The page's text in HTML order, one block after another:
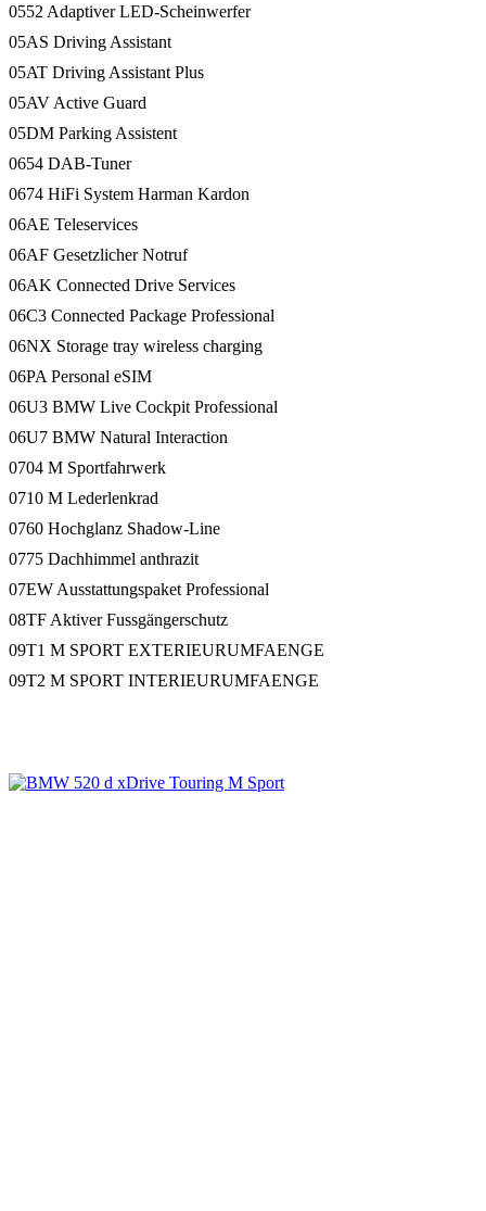
0552 Adaptiver LED-Scheinwerfer
05AS Driving Assistant
05AT Driving Assistant Plus
05AV Active Guard
05DM Parking Assistent
0654 DAB-Tuner
0674 HiFi System Harman Kardon
06AE Teleservices
06AF Gesetzlicher Notruf
06AK Connected Drive Services
06C3 Connected Package Professional
06NX Storage tray wireless charging
06PA Personal eSIM
06U3 BMW Live Cockpit Professional
06U7 BMW Natural Interaction
0704 M Sportfahrwerk
0710 M Lederlenkrad
0760 Hochglanz Shadow-Line
0775 Dachhimmel anthrazit
07EW Ausstattungspaket Professional
08TF Aktiver Fussgängerschutz
09T1 M SPORT EXTERIEURUMFAENGE
09T2 M SPORT INTERIEURUMFAENGE